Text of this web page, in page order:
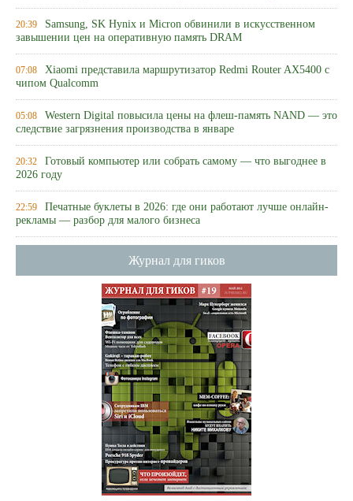
20:39 Samsung, SK Hynix и Micron обвинили в искусственном
завышении цен на оперативную память DRAM
07:08 Xiaomi представила маршрутизатор Redmi Router AX5400 с
чипом Qualcomm
05:08 Western Digital повысила цены на флеш-память NAND — это
следствие загрязнения производства в январе
20:32 Готовый компьютер или собрать самому — что выгоднее в
2026 году
22:59 Печатные буклеты в 2026: где они работают лучше онлайн-
рекламы — разбор для малого бизнеса
Журнал для гиков